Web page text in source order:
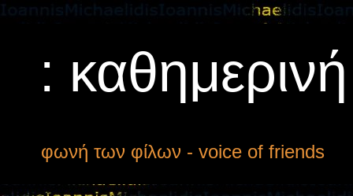
:
φωνή των φίλων - voice of friends